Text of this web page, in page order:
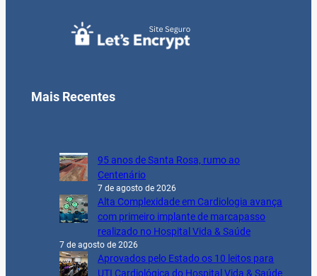
Mais Recentes
95 anos de Santa Rosa, rumo ao
Centenário
7 de agosto de 2026
Alta Complexidade em Cardiologia avança
com primeiro implante de marcapasso
realizado no Hospital Vida & Saúde
7 de agosto de 2026
Aprovados pelo Estado os 10 leitos para
UTI Cardiológica do Hospital Vida & Saúde